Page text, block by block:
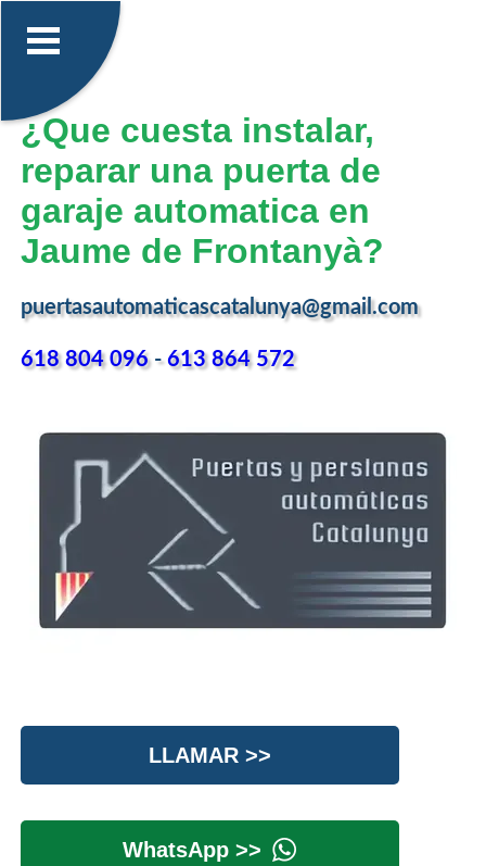
¿Que cuesta instalar,
reparar una puerta de
garaje automatica en
Jaume de Frontanyà?
puertasautomaticascatalunya@gmail.com
618 804 096-613 864 572
LLAMAR >>
WhatsApp >>